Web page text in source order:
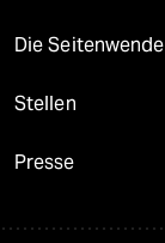
Die Seitenwende
Stellen
Presse